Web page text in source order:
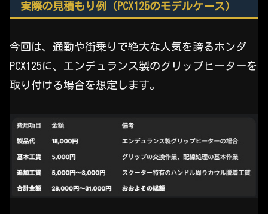
実際の見積もり例（PCX125のモデルケース）
今回は、通勤や街乗りで絶大な人気を誇るホンダ
PCX125に、エンデュランス製のグリップヒーターを
取り付ける場合を想定します。